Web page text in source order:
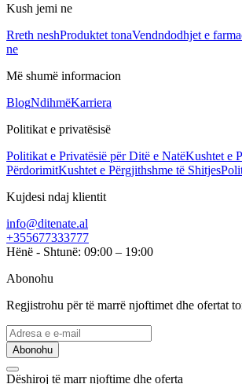
Kush jemi ne
Rreth neshProduktet tonaVendndodhjet e
ne
Më shumë informacion
BlogNdihmëKarriera
Politikat e privatësisë
Politikat e Privatësië për Ditë e NatëKushtet e
PërdorimitKushtet e Përgjithshme të Shitjes
Kujdesi ndaj klientit
info@ditenate.al
+355677333777
Hënë - Shtunë: 09:00 – 19:00
Abonohu
Regjistrohu për të marrë njoftimet dhe ofertat
Abonohu
Dëshiroj të marr njoftime dhe oferta